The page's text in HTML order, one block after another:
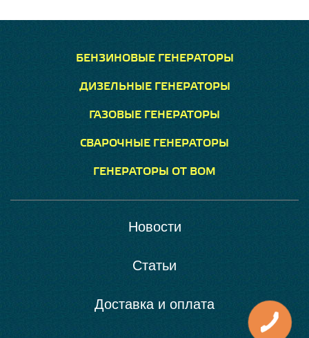
БЕНЗИНОВЫЕ ГЕНЕРАТОРЫ
ДИЗЕЛЬНЫЕ ГЕНЕРАТОРЫ
ГАЗОВЫЕ ГЕНЕРАТОРЫ
СВАРОЧНЫЕ ГЕНЕРАТОРЫ
ГЕНЕРАТОРЫ ОТ ВОМ
Новости
Статьи
Доставка и оплата